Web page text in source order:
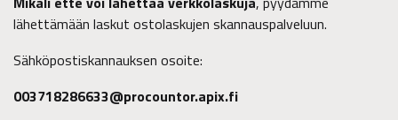
lähettämään laskut ostolaskujen skannauspalveluun.
Sähköpostiskannauksen osoite:
003718286633@procountor.apix.fi